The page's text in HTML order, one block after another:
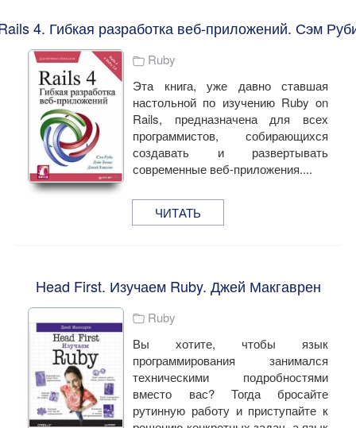
4. Гибкая разработка веб-приложений. Сэм
Ruby
Эта книга, уже давно ставшая
настольной по изучению Ruby on
Rails, предназначена для всех
программистов, собирающихся
создавать и развертывать
современные веб-приложения....
ЧИТАТЬ
Head First. Изучаем Ruby. Джей Макгаврен
Ruby
Вы хотите, чтобы язык
программирования занимался
техническими подробностями
вместо вас? Тогда бросайте
рутинную работу и приступайте к